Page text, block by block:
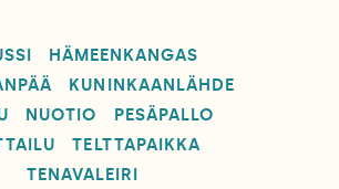
HÄMEENKANGAS
KUNINKAANLÄHDE
NUOTIO
PESÄPALLO
TELTTAPAIKKA
TENAVALEIRI